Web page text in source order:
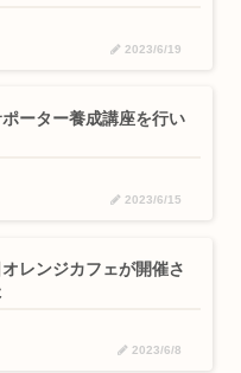
2023/6/19
ーター養成講座を行い
2023/6/15
オレンジカフェが開催さ
2023/6/8